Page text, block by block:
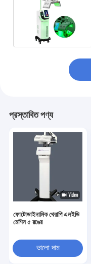
প্রস্তাবিত পণ্য
ফোটোডাইনামিক থেরাপি এলইডি
মেশিন ৫ রঙের
ভালো দাম